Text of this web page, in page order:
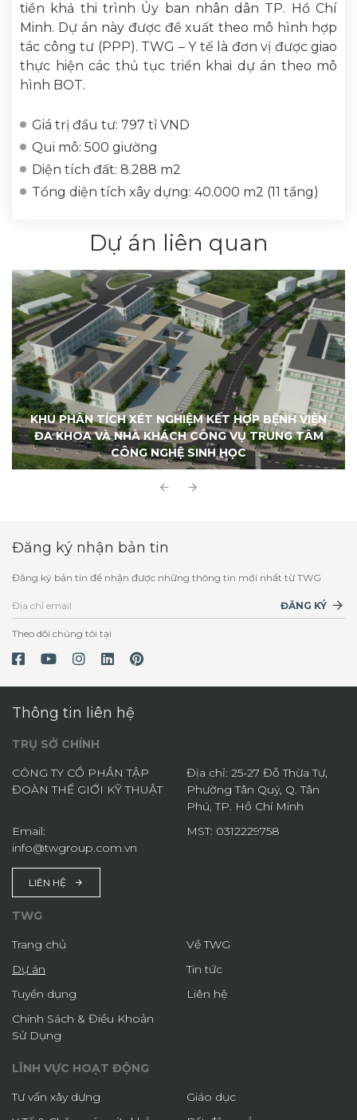
tiền khả thi trình Ủy ban nhân dân TP. Hồ Chí
Minh. Dự án này được đề xuất theo mô hình hợp
tác công tư (PPP). TWG – Y tế là đơn vị được giao
thực hiện các thủ tục triển khai dự án theo mô
hình BOT.
Giá trị đầu tư: 797 tỉ VND
Qui mô: 500 giường
Diện tích đất: 8.288 m2
Tổng diện tích xây dựng: 40.000 m2 (11 tầng)
Dự án liên quan
KHU PHÂN TÍCH XÉT NGHIỆM KẾT HỢP BỆNH VIỆN
ĐA KHOA VÀ NHÀ KHÁCH CÔNG VỤ TRUNG TÂM
CÔNG NGHỆ SINH HỌC
Đăng ký nhận bản tin
Đăng ký bản tin để nhận được những thông tin mới nhất từ TWG
ĐĂNG KÝ
Theo dõi chúng tôi tại
Thông tin liên hệ
TRỤ SỞ CHÍNH
CÔNG TY CỔ PHẦN TẬP
ĐOÀN THẾ GIỚI KỸ THUẬT
Địa chỉ: 25-27 Đỗ Thừa Tự,
Phường Tân Quý, Q. Tân
Phú, TP. Hồ Chí Minh
Email:
info@twgroup.com.vn
MST: 0312229758
LIÊN HỆ
TWG
Trang chủ
Về TWG
Dự án
Tin tức
Tuyển dụng
Liên hệ
Chính Sách & Điều Khoản
Sử Dụng
LĨNH VỰC HOẠT ĐỘNG
Tư vấn xây dựng
Giáo dục